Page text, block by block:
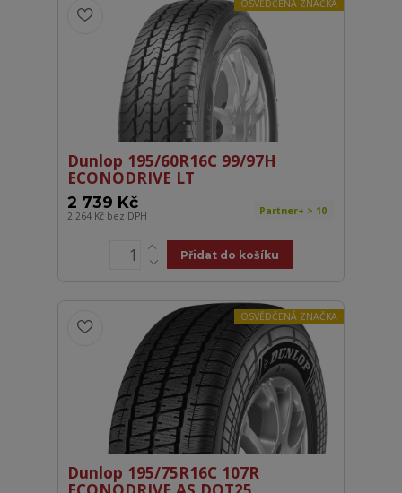
OSVĚDČENÁ ZNAČKA
Dunlop 195/60R16C 99/97H
ECONODRIVE LT
2 739 Kč
2 264 Kč bez DPH Partner+ > 10
Přidat do košíku
OSVĚDČENÁ ZNAČKA
Dunlop 195/75R16C 107R